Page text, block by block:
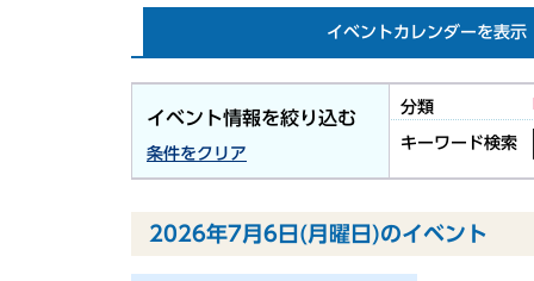
イベントカレンダーを表示
イベント情報を絞り込む
条件をクリア
分類
キーワード検索
2026年7月6日(月曜日)のイベント